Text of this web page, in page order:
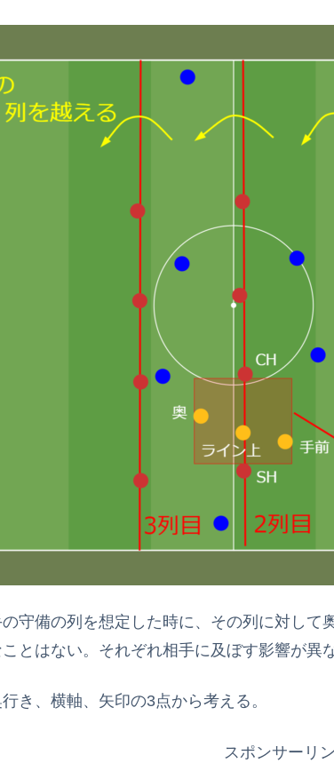
守備の列を想定した時に、その列に対し
とはない。それぞれ相手に及ぼす影響が異
き、横軸、矢印の3点から考える。
スポンサーリ